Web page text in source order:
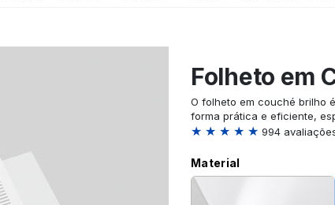
Folheto em
O folheto em couché brilho
forma prática e eficiente,
★ ★ ★ ★ ★ 994
Material